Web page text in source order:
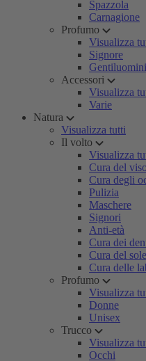
Spazzola
Carnagione
Profumo
Visualizza
Signore
Gentiluomini
Accessori
Visualizza
Varie
Natura
Visualizza tutti
Il volto
Visualizza
Cura del
Cura degli
Pulizia
Maschere
Signori
Anti-età
Cura dei
Cura del sole
Cura delle
Profumo
Visualizza
Donne
Unisex
Trucco
Visualizza
Occhi